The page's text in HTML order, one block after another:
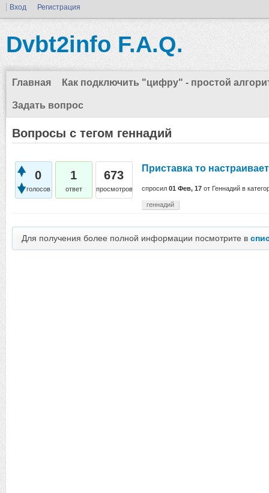
Вход Регистрация
Dvbt2info F.A.Q.
Главная Как подключить "цифру" - простой
Задать вопрос
Вопросы с тегом геннадий
0
голосов
1
ответ
673
просмотров
Приставка то
спросил 01 Фев, 17 от Геннадий в
геннадий
Для получения более полной информации посмотрите в